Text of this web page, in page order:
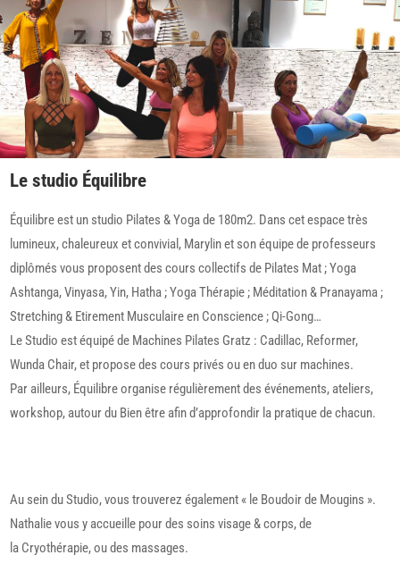
Le studio Équilibre
Équilibre est un studio Pilates & Yoga de 180m2. Dans cet espace très
lumineux, chaleureux et convivial, Marylin et son équipe de professeurs
diplômés vous proposent des cours collectifs de Pilates Mat ; Yoga
Ashtanga, Vinyasa, Yin, Hatha ; Yoga Thérapie ; Méditation & Pranayama ;
Stretching & Etirement Musculaire en Conscience ; Qi-Gong…
​Le Studio est équipé de Machines Pilates Gratz : Cadillac, Reformer,
Wunda Chair, et propose des cours privés ou en duo sur machines.
​Par ailleurs, Équilibre organise régulièrement des événements, ateliers,
workshop, autour du Bien être afin d’approfondir la pratique de chacun.
Au sein du Studio, vous trouverez également « le Boudoir de Mougins ».
Nathalie vous y accueille pour des soins visage & corps, de
la Cryothérapie, ou des massages.